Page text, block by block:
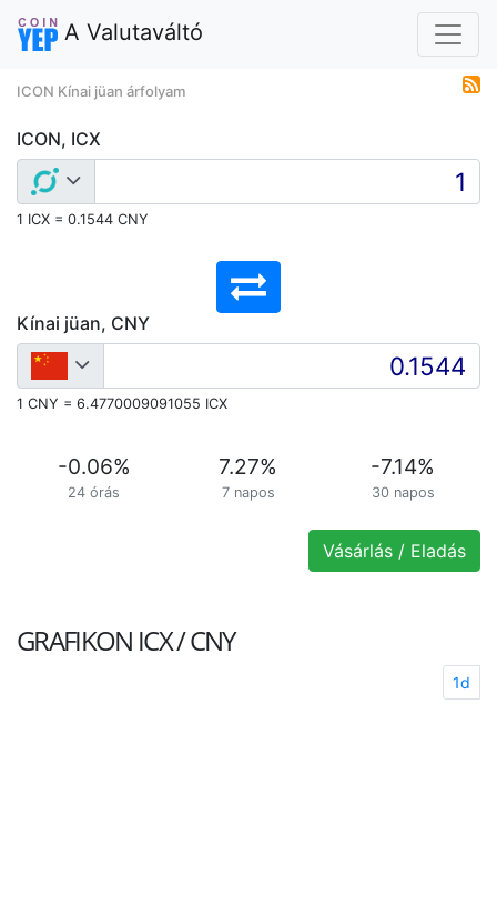
A Valutaváltó
ICON Kínai jüan árfolyam
ICON, ICX
1 ICX = 0.1544 CNY
Kínai jüan, CNY
1 CNY = 6.4770009091055 ICX
-0.06%
24 órás
7.27%
7 napos
-7.14%
30 napos
Vásárlás / Eladás
GRAFIKON ICX / CNY
1d